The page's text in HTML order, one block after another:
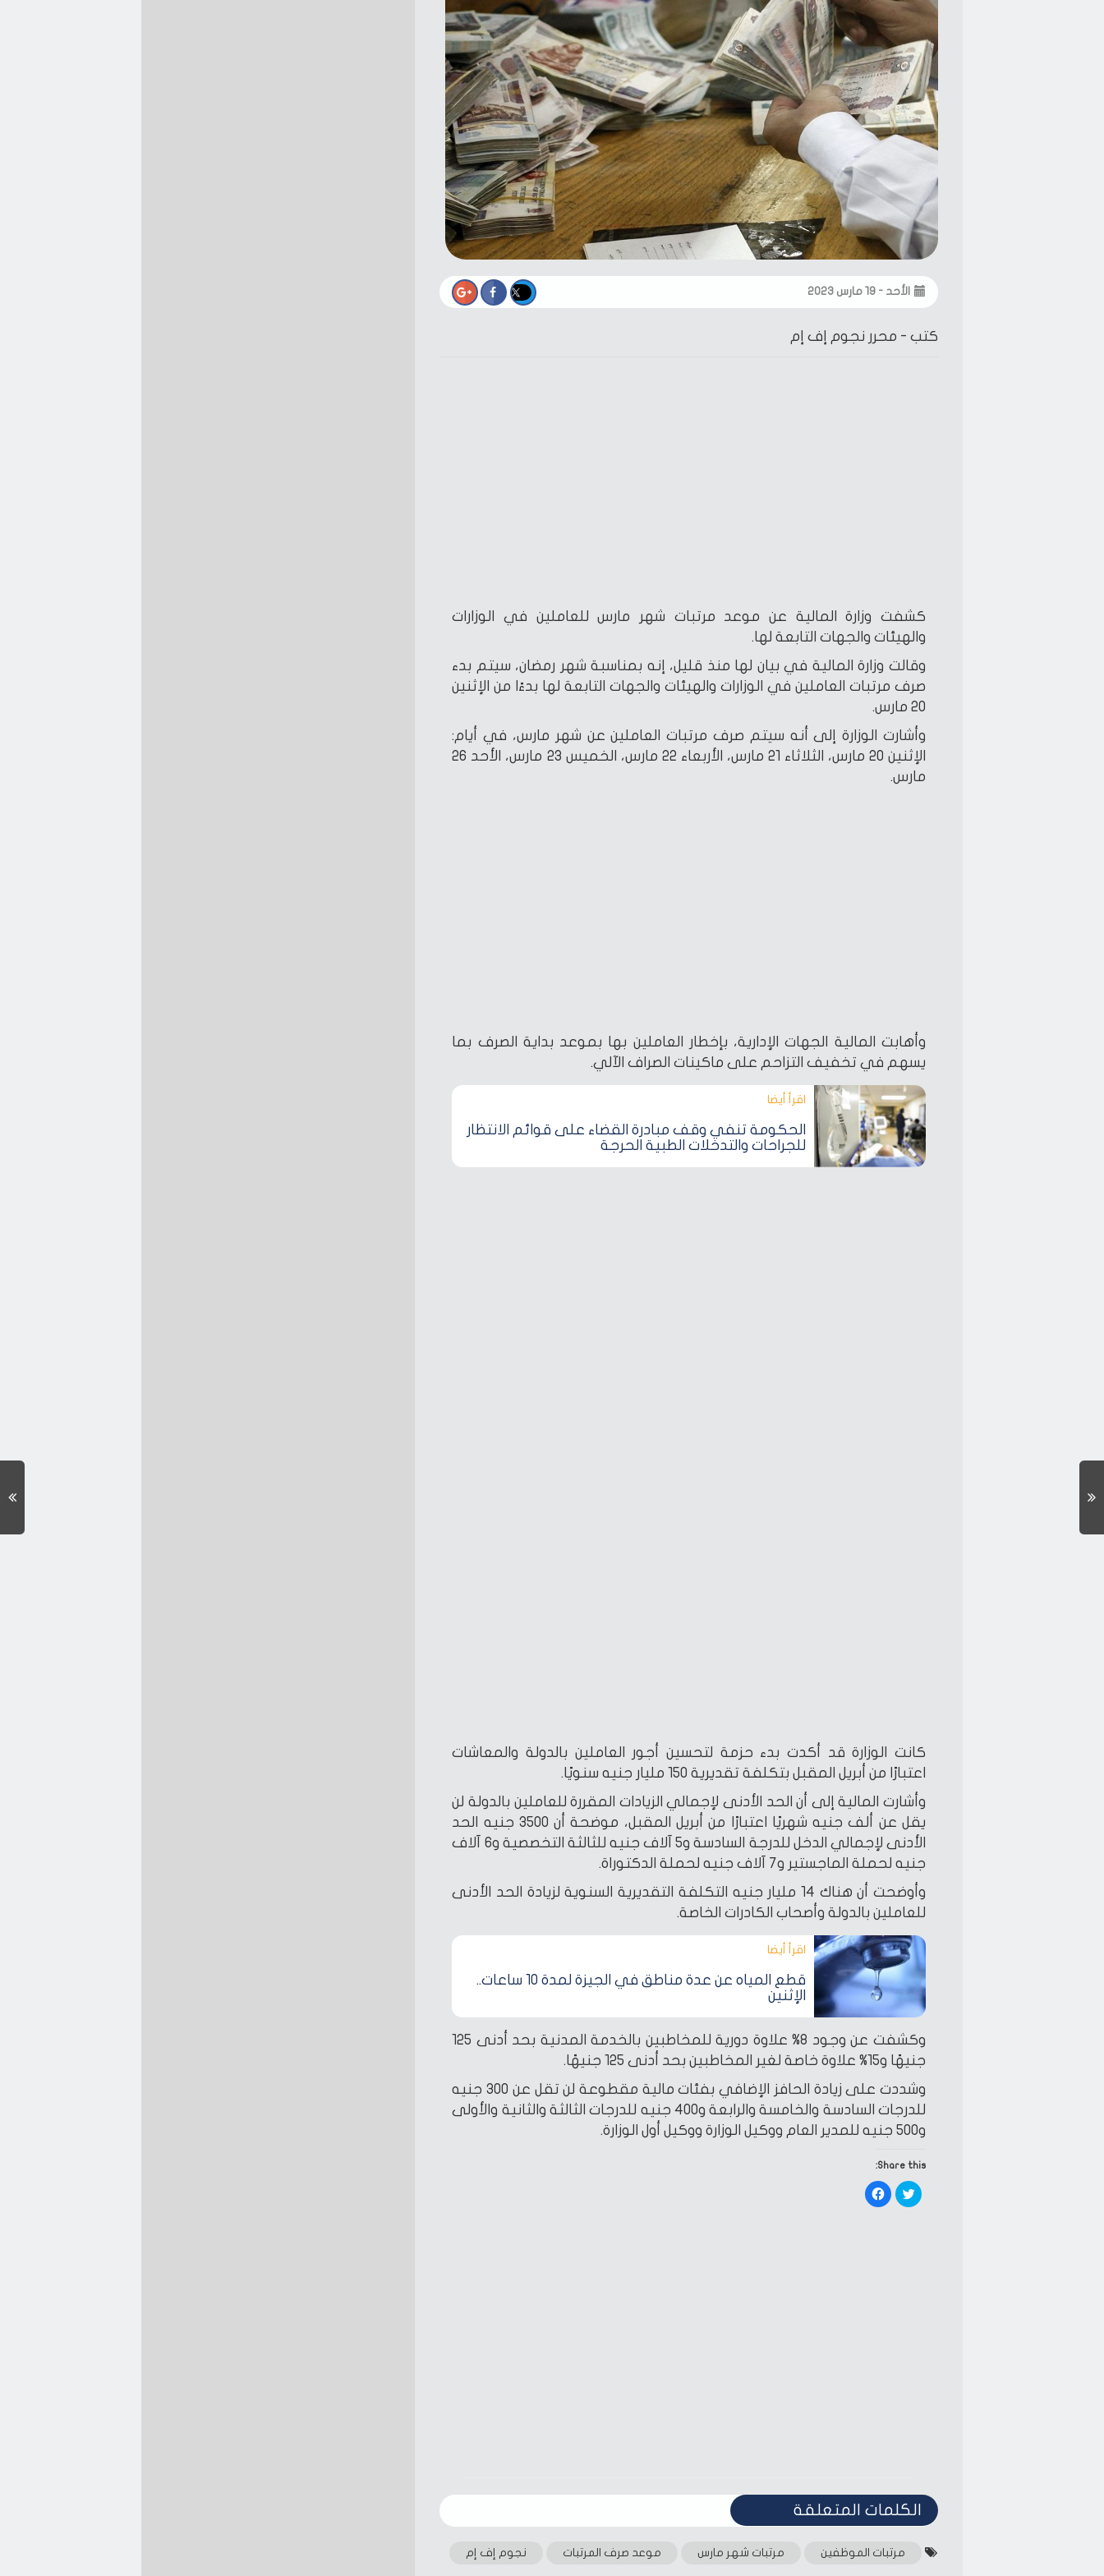
الأحد - ١٩ مارس ٢٠٢٣
كتب - محرر نجوم إف إم
كشفت وزارة المالية عن موعد مرتبات شهر مارس للعاملين في الوزارات
والهيئات والجهات التابعة لها.
وقالت وزارة المالية في بيان لها منذ قليل، إنه بمناسبة شهر رمضان، سيتم بدء
صرف مرتبات العاملين في الوزارات والهيئات والجهات التابعة لها بدءًا من الإثنين
20 مارس.
وأشارت الوزارة إلى أنه سيتم صرف مرتبات العاملين عن شهر مارس، في أيام:
الإثنين 20 مارس، الثلاثاء 21 مارس، الأربعاء 22 مارس، الخميس 23 مارس، الأحد 26
مارس.
وأهابت المالية الجهات الإدارية، بإخطار العاملين بها بموعد بداية الصرف بما
يسهم في تخفيف التزاحم على ماكينات الصراف الآلي.
اقرأ أيضا‎
الحكومة تنفي وقف مبادرة القضاء على قوائم الانتظار
للجراحات والتدخلات الطبية الحرجة
كانت الوزارة قد أكدت بدء حزمة لتحسين أجور العاملين بالدولة والمعاشات
اعتبارًا من أبريل المقبل بتكلفة تقديرية 150 مليار جنيه سنويًا.
وأشارت المالية إلى أن الحد الأدنى لإجمالي الزيادات المقررة للعاملين بالدولة لن
يقل عن ألف جنيه شهريًا اعتبارًا من أبريل المقبل، موضحة أن 3500 جنيه الحد
الأدنى لإجمالي الدخل للدرجة السادسة و5 آلاف جنيه للثالثة التخصصية و6 آلاف
جنيه لحملة الماجستير و7 آلاف جنيه لحملة الدكتوراة.
وأوضحت أن هناك 14 مليار جنيه التكلفة التقديرية السنوية لزيادة الحد الأدنى
للعاملين بالدولة وأصحاب الكادرات الخاصة.
اقرأ أيضا‎
قطع المياه عن عدة مناطق في الجيزة لمدة 10 ساعات..
الإثنين
وكشفت عن وجود 8% علاوة دورية للمخاطبين بالخدمة المدنية بحد أدنى 125
جنيهًا و15% علاوة خاصة لغير المخاطبين بحد أدنى 125 جنيهًا.
وشددت على زيادة الحافز الإضافي بفئات مالية مقطوعة لن تقل عن 300 جنيه
للدرجات السادسة والخامسة والرابعة و400 جنيه للدرجات الثالثة والثانية والأولى
و500 جنيه للمدير العام ووكيل الوزارة ووكيل أول الوزارة.
Share this:
Click
to
share
Click
to
الكلمات المتعلقة‎
مرتبات الموظفين مرتبات شهر مارس موعد صرف المرتبات نجوم إف إم